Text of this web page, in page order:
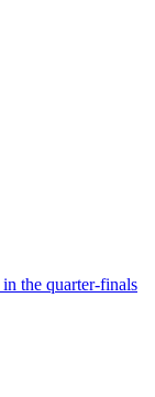
the quarter-finals